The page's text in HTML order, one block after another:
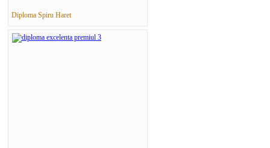
Diploma Spiru Haret